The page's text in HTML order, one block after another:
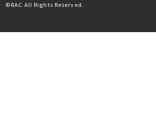
©RAC All Rights Reserved.